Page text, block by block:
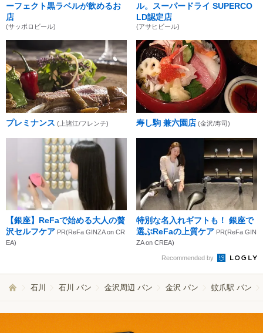
ーフェクト黒ラベルが飲めるお
店
(サッポロビール)
ル。スーパードライ SUPERCO
LD認定店
(アサヒビール)
プレミナンス (上諸江/フレンチ) 寿し駒 兼六園店 (金沢/寿司)
【銀座】ReFaで始める大人の贅
沢セルフケア PR(ReFa GINZA on CR
EA)
特別な名入れギフトも！ 銀座で
選ぶReFaの上質ケア PR(ReFa GIN
ZA on CREA)
Recommended by
石川 石川 パン 金沢周辺 パン 金沢 パン 蚊爪駅 パン